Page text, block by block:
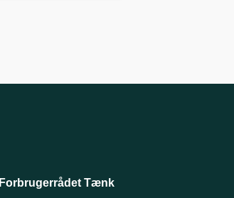
Forbrugerrådet Tænk